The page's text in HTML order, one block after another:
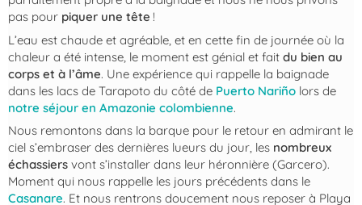
pas pour piquer une tête !
L’eau est chaude et agréable, et en cette fin de journée où la
chaleur a été intense, le moment est génial et fait du bien au
corps et à l’âme. Une expérience qui rappelle la baignade
dans les lacs de Tarapoto du côté de Puerto Nariño lors de
notre séjour en Amazonie colombienne.
Nous remontons dans la barque pour le retour en admirant le
ciel s’embraser des dernières lueurs du jour, les nombreux
échassiers vont s’installer dans leur héronnière (Garcero).
Moment qui nous rappelle les jours précédents dans le
Casanare. Et nous rentrons doucement nous reposer à Playa